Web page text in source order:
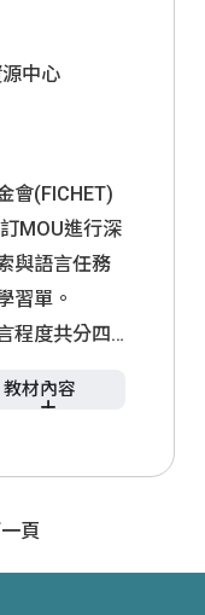
中心
會(FICHET)
MOU進行深
與語言任務
習單。
程度共分四
味；成人初
中級主打
感受文人的
討「以文入
活的追求，
教材內容
頁